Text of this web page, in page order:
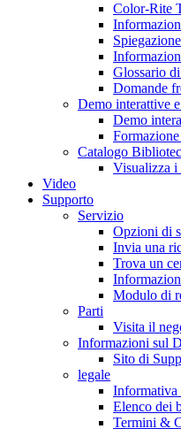
Color-Rite
Glossario
Domande
Demo interattive
Demo
Catalogo
Visualizza i
Video
Supporto
Servizio
Opzioni di
Invia una
Trova un
Modulo di
Parti
Visita il
Informazioni sul
Sito di
legale
Informativa
Elenco dei
Termini &